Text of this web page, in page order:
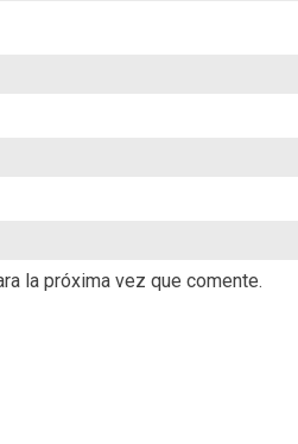
la próxima vez que comente.